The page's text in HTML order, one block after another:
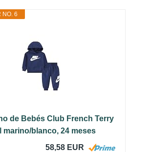
NO. 6
de Bebés Club French Terry
marino/blanco, 24 meses
58,58 EUR